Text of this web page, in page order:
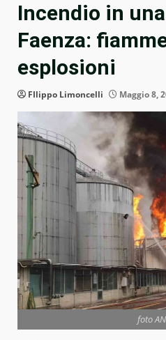
Incendio in
Faenza:
esplosioni
FIlippo Limoncelli Maggio 8,
foto